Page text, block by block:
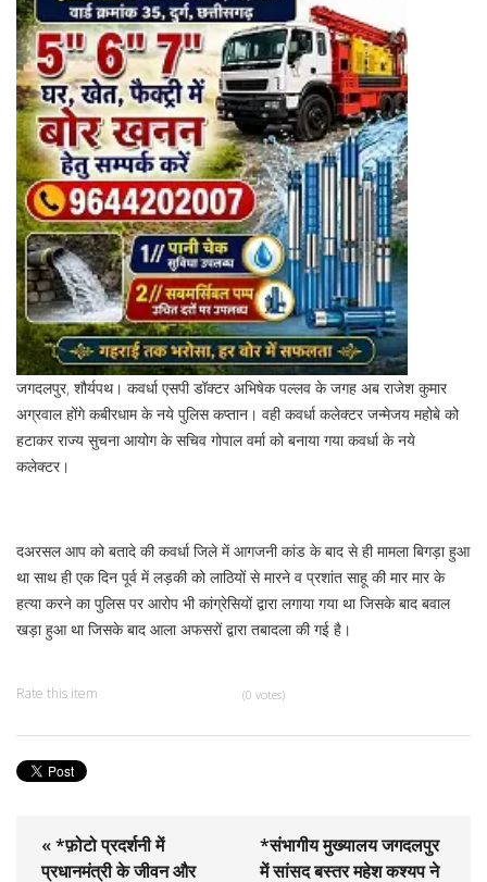
जगदलपुर, शौर्यपथ। कवर्धा एसपी डॉक्टर अभिषेक पल्लव के जगह अब राजेश कुमार
अग्रवाल होंगे कबीरधाम के नये पुलिस कप्तान। वही कवर्धा कलेक्टर जन्मेजय महोबे को
हटाकर राज्य सुचना आयोग के सचिव गोपाल वर्मा को बनाया गया कवर्धा के नये
कलेक्टर।
दअरसल आप को बतादे की कवर्धा जिले में आगजनी कांड के बाद से ही मामला बिगड़ा हुआ
था साथ ही एक दिन पूर्व में लड़की को लाठियों से मारने व प्रशांत साहू की मार मार के
हत्या करने का पुलिस पर आरोप भी कांग्रेसियों द्वारा लगाया गया था जिसके बाद बवाल
खड़ा हुआ था जिसके बाद आला अफसरों द्वारा तबादला की गई है।
Rate this item (0 votes)
« *फ़ोटो प्रदर्शनी में
प्रधानमंत्री के जीवन और
*संभागीय मुख्यालय जगदलपुर
में सांसद बस्तर महेश कश्यप ने